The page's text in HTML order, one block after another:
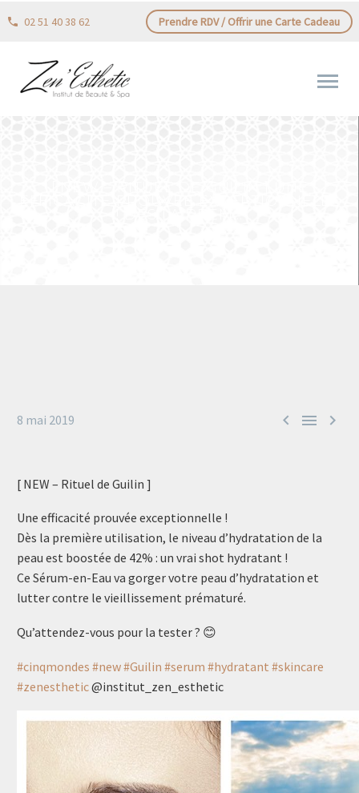
02 51 40 38 62 Prendre RDV / Offrir une Carte Cadeau
  
8 mai 2019
[ NEW – Rituel de Guilin ]
Une efficacité prouvée exceptionnelle !
Dès la première utilisation, le niveau d’hydratation de la
peau est boostée de 42% : un vrai shot hydratant !
Ce Sérum-en-Eau va gorger votre peau d’hydratation et
lutter contre le vieillissement prématuré.
Qu’attendez-vous pour la tester ? 😊
#cinqmondes #new#Guilin #serum #hydratant #skincare
#zenesthetic@institut_zen_esthetic